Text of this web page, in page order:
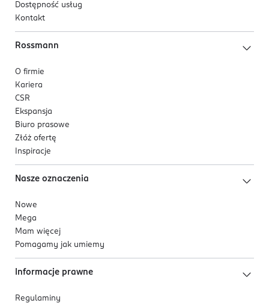
Dostępność usług
Kontakt
Rossmann
O firmie
Kariera
CSR
Ekspansja
Biuro prasowe
Złóż ofertę
Inspiracje
Nasze oznaczenia
Nowe
Mega
Mam więcej
Pomagamy jak umiemy
Informacje prawne
Regulaminy